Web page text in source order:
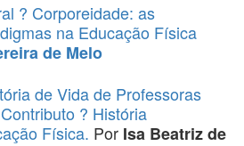
? Corporeidade: as
na Educação Física
de Melo
de Vida de Professoras
? História
Física. Por Isa Beatriz de